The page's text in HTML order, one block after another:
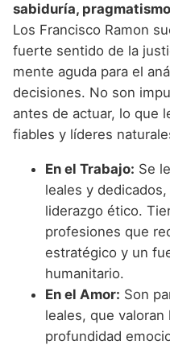
sabiduría,
Los Francisco Ramon
fuerte sentido de la
mente aguda para el
decisiones. No son
antes de actuar, lo que
fiables y líderes
En el Trabajo: Se
leales y
liderazgo ético.
profesiones que
estratégico y un
humanitario.
En el Amor: Son
leales, que valoran
profundidad